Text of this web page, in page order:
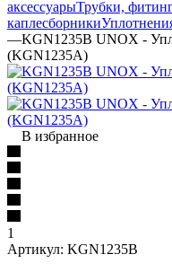
аксессуарыТрубки,
каплесборники
—KGN1235B UNOX -
(KGN1235A)
В избранное
1
Артикул: KGN1235B